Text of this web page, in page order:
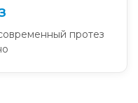
протез